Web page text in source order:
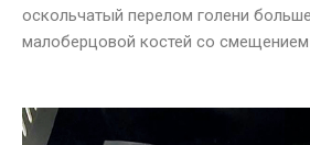
оскольчатый перелом голени
малоберцовой костей со смещением